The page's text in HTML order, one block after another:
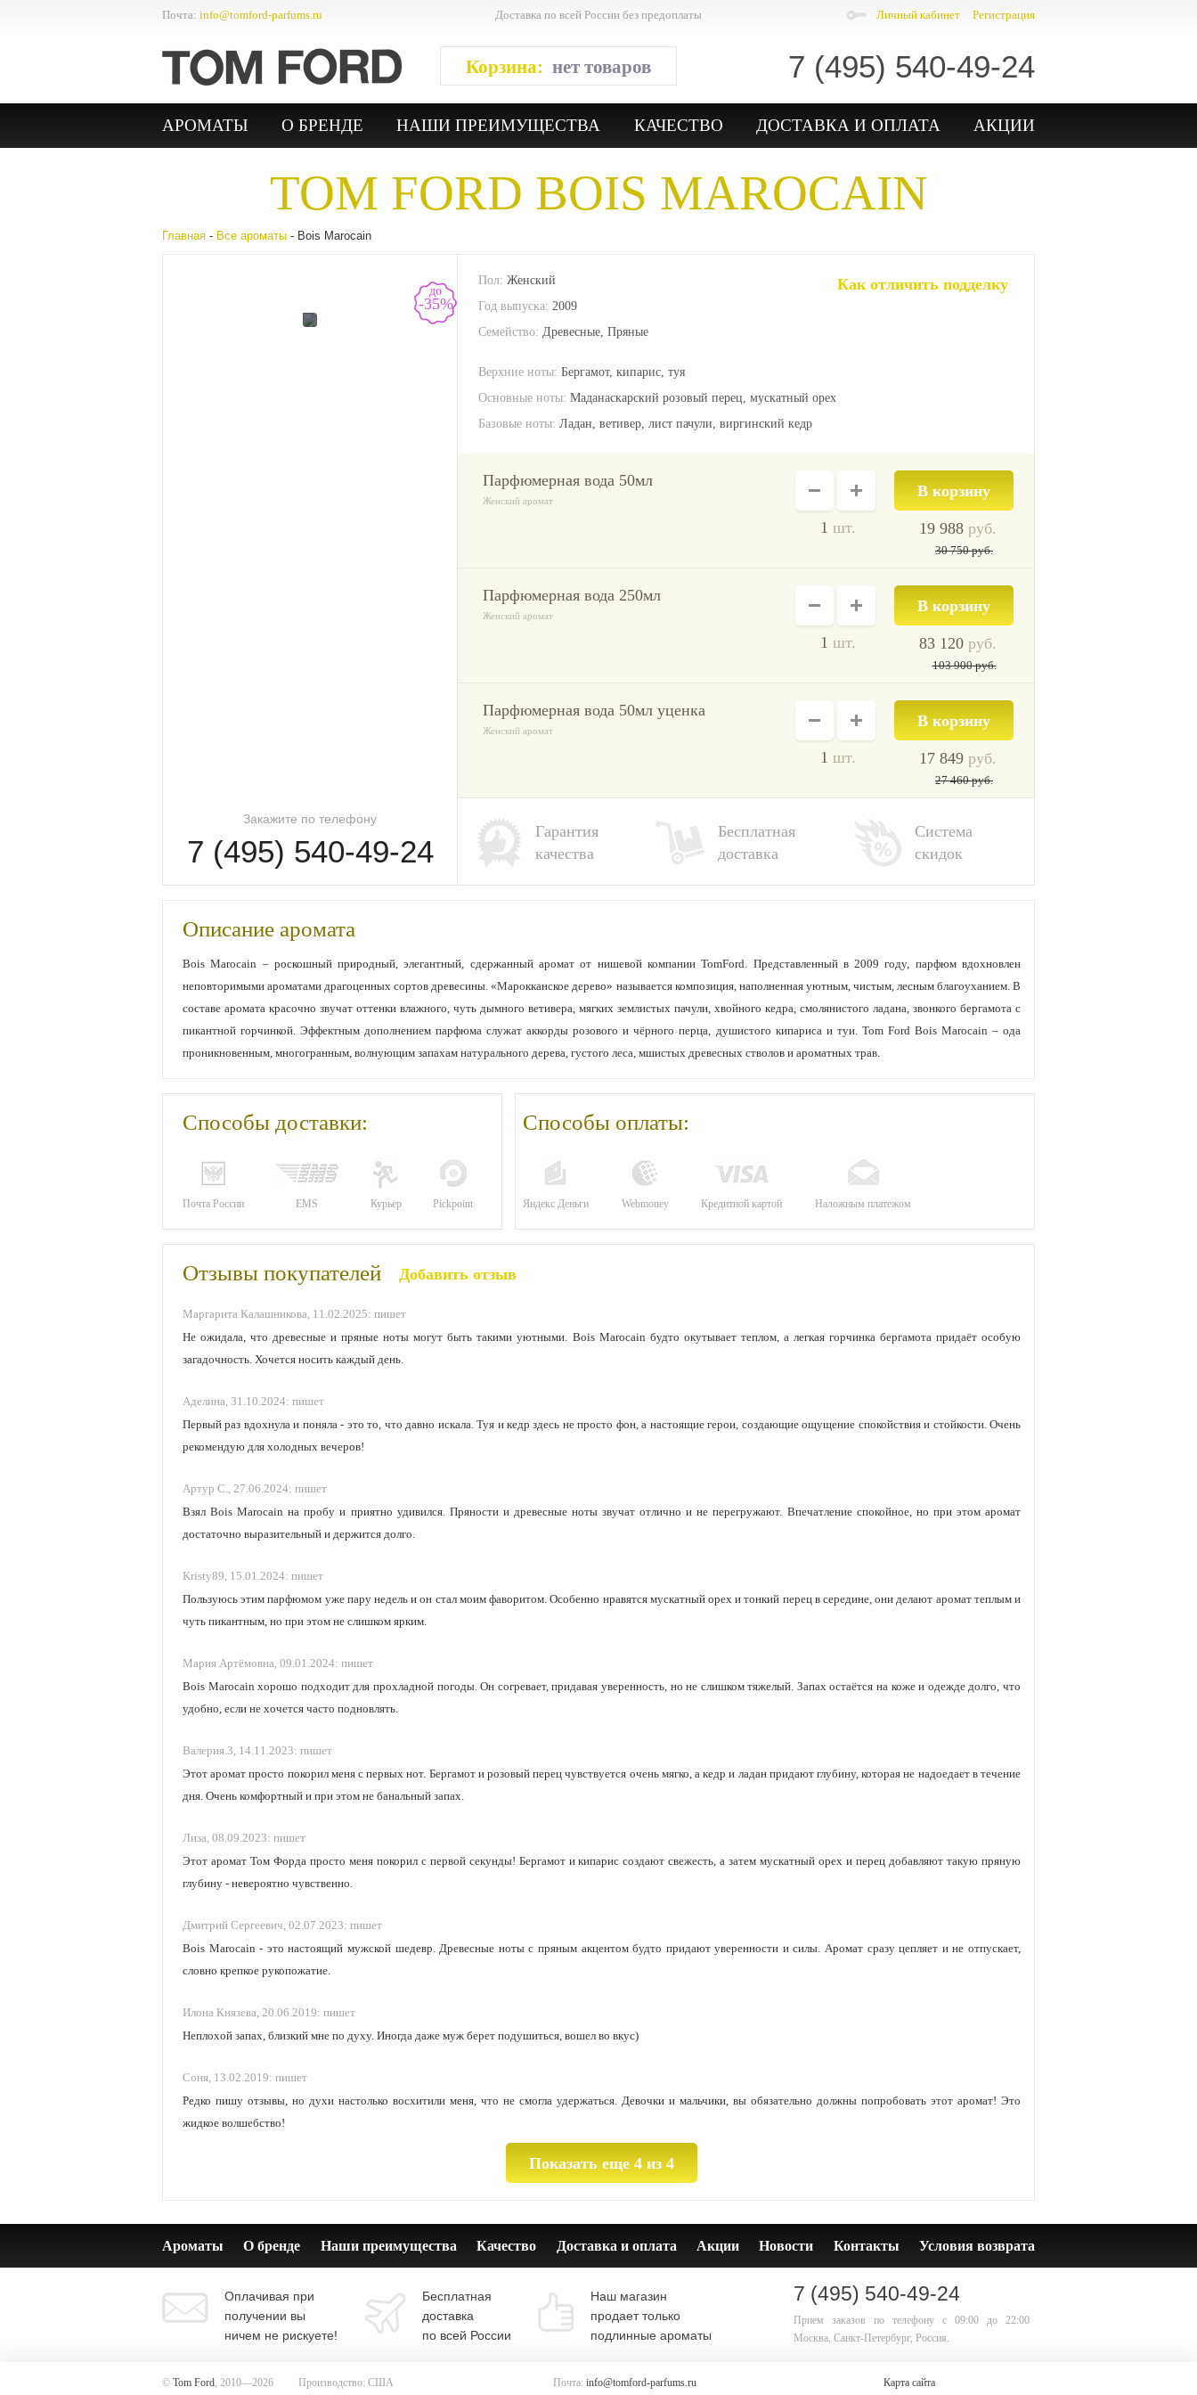
Почта: info@tomford-parfums.ru Доставка по всей России без предоплаты Личный кабинет Регистрация
Корзина: нет товаров 7 (495) 540-49-24
АРОМАТЫ О БРЕНДЕ НАШИ ПРЕИМУЩЕСТВА КАЧЕСТВО ДОСТАВКА И ОПЛАТА АКЦИИ
TOM FORD BOIS MAROCAIN
Главная - Все ароматы - Bois Marocain
до
-35%
Закажите по телефону
7 (495) 540-49-24
Как отличить подделку
Пол: Женский
Год выпуска: 2009
Семейство: Древесные, Пряные
Верхние ноты: Бергамот, кипарис, туя
Основные ноты: Маданаскарский розовый перец, мускатный орех
Базовые ноты: Ладан, ветивер, лист пачули, виргинский кедр
парфюмерная вода 50мл
Женский аромат
1 шт. 19 988 руб.
30 750руб.
парфюмерная вода 250мл
Женский аромат
1 шт. 83 120 руб.
103 900руб.
парфюмерная вода 50мл уценка
Женский аромат
1 шт. 17 849 руб.
27 460руб.
Гарантия
качества
Бесплатная
доставка
Система
скидок
Описание аромата
Bois Marocain – роскошный природный, элегантный, сдержанный аромат от нишевой компании TomFord. Представленный в 2009 году, парфюм вдохновлен
неповторимыми ароматами драгоценных сортов древесины. «Марокканское дерево» называется композиция, наполненная уютным, чистым, лесным благоуханием. В
составе аромата красочно звучат оттенки влажного, чуть дымного ветивера, мягких землистых пачули, хвойного кедра, смолянистого ладана, звонкого бергамота с
пикантной горчинкой. Эффектным дополнением парфюма служат аккорды розового и чёрного перца, душистого кипариса и туи. Tom Ford Bois Marocain – ода
проникновенным, многогранным, волнующим запахам натурального дерева, густого леса, мшистых древесных стволов и ароматных трав.
Способы доставки:
Почта России EMS Курьер Pickpoint
Способы оплаты:
Яндекс Деньги Webmoney Кредитной картой Наложным платежом
Отзывы покупателей Добавить отзыв
Маргарита Калашникова, 11.02.2025: пишет
Не ожидала, что древесные и пряные ноты могут быть такими уютными. Bois Marocain будто окутывает теплом, а легкая горчинка бергамота придаёт особую
загадочность. Хочется носить каждый день.
Аделина, 31.10.2024: пишет
Первый раз вдохнула и поняла - это то, что давно искала. Туя и кедр здесь не просто фон, а настоящие герои, создающие ощущение спокойствия и стойкости. Очень
рекомендую для холодных вечеров!
Артур С., 27.06.2024: пишет
Взял Bois Marocain на пробу и приятно удивился. Пряности и древесные ноты звучат отлично и не перегружают. Впечатление спокойное, но при этом аромат
достаточно выразительный и держится долго.
Kristy89, 15.01.2024: пишет
Пользуюсь этим парфюмом уже пару недель и он стал моим фаворитом. Особенно нравятся мускатный орех и тонкий перец в середине, они делают аромат теплым и
чуть пикантным, но при этом не слишком ярким.
Мария Артёмовна, 09.01.2024: пишет
Bois Marocain хорошо подходит для прохладной погоды. Он согревает, придавая уверенность, но не слишком тяжелый. Запах остаётся на коже и одежде долго, что
удобно, если не хочется часто подновлять.
Валерия.3, 14.11.2023: пишет
Этот аромат просто покорил меня с первых нот. Бергамот и розовый перец чувствуется очень мягко, а кедр и ладан придают глубину, которая не надоедает в течение
дня. Очень комфортный и при этом не банальный запах.
Лиза, 08.09.2023: пишет
Этот аромат Том Форда просто меня покорил с первой секунды! Бергамот и кипарис создают свежесть, а затем мускатный орех и перец добавляют такую пряную
глубину - невероятно чувственно.
Дмитрий Сергеевич, 02.07.2023: пишет
Bois Marocain - это настоящий мужской шедевр. Древесные ноты с пряным акцентом будто придают уверенности и силы. Аромат сразу цепляет и не отпускает,
словно крепкое рукопожатие.
Илона Князева, 20.06.2019: пишет
Неплохой запах, близкий мне по духу. Иногда даже муж берет подушиться, вошел во вкус)
Соня, 13.02.2019: пишет
Редко пишу отзывы, но духи настолько восхитили меня, что не смогла удержаться. Девочки и мальчики, вы обязательно должны попробовать этот аромат! Это
жидкое волшебство!
Показать еще 4 из 4
Ароматы О бренде Наши преимущества Качество Доставка и оплата Акции Новости Контакты Условия возврата
Оплачивая при
получении вы
ничем не рискуете!
Бесплатная
доставка
по всей России
Наш магазин
продает только
подлинные ароматы
7 (495) 540-49-24
Прием заказов по телефонус 09:00 до 22:00
Москва, Санкт-Петербург, Россия.
© Tom Ford, 2010—2026 Производство: США Почта: info@tomford-parfums.ru Карта сайта